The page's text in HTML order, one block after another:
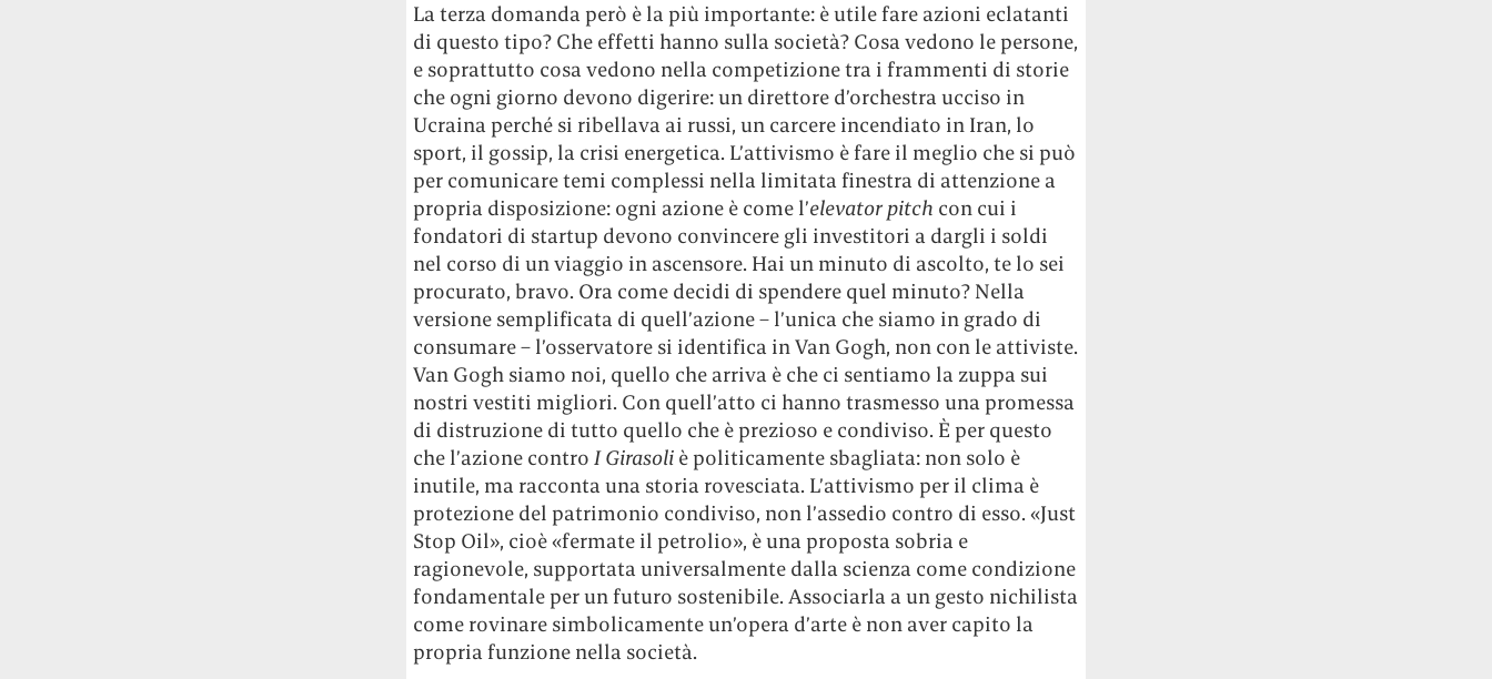
La terza domanda però è la più importante: è utile fare azioni eclatanti
di questo tipo? Che effetti hanno sulla società? Cosa vedono le persone,
e soprattutto cosa vedono nella competizione tra i frammenti di storie
che ogni giorno devono digerire: un direttore d’orchestra ucciso in
Ucraina perché si ribellava ai russi, un carcere incendiato in Iran, lo
sport, il gossip, la crisi energetica. L’attivismo è fare il meglio che si può
per comunicare temi complessi nella limitata finestra di attenzione a
propria disposizione: ogni azione è come l’elevator pitch con cui i
fondatori di startup devono convincere gli investitori a dargli i soldi
nel corso di un viaggio in ascensore. Hai un minuto di ascolto, te lo sei
procurato, bravo. Ora come decidi di spendere quel minuto? Nella
versione semplificata di quell’azione – l’unica che siamo in grado di
consumare – l’osservatore si identifica in Van Gogh, non con le attiviste.
Van Gogh siamo noi, quello che arriva è che ci sentiamo la zuppa sui
nostri vestiti migliori. Con quell’atto ci hanno trasmesso una promessa
di distruzione di tutto quello che è prezioso e condiviso. È per questo
che l’azione contro I Girasoliè politicamente sbagliata: non solo è
inutile, ma racconta una storia rovesciata. L’attivismo per il clima è
protezione del patrimonio condiviso, non l’assedio contro di esso. «Just
Stop Oil», cioè «fermate il petrolio», è una proposta sobria e
ragionevole, supportata universalmente dalla scienza come condizione
fondamentale per un futuro sostenibile. Associarla a un gesto nichilista
come rovinare simbolicamente un’opera d’arte è non aver capito la
propria funzione nella società.